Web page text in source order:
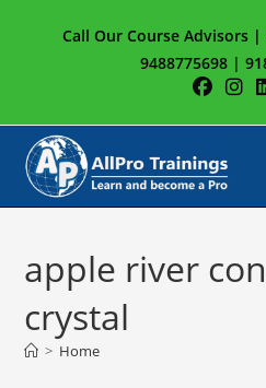
Call Our Course Advisors |
9488775698 |
apple river
crystal
> Home